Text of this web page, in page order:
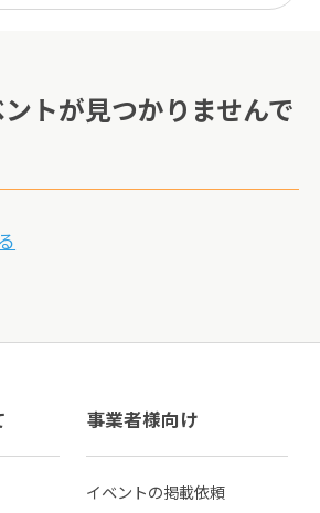
トが見つかりませんで
事業者様向け
イベントの掲載依頼